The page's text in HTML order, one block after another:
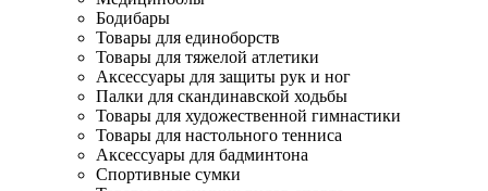
Бодибары
Товары для единоборств
Товары для тяжелой атлетики
Аксессуары для защиты рук и ног
Палки для скандинавской ходьбы
Товары для художественной гимнастики
Товары для настольного тенниса
Аксессуары для бадминтона
Спортивные сумки